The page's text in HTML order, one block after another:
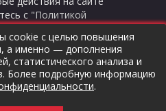
с "Политикой
случае рекомендуем
информация представлена на
целях и не являются
обстоятельствах!
и водоснабжения © 2026
cookie с целью повышения
а именно — дополнения
статистического анализа и
Более подробную информацию
.